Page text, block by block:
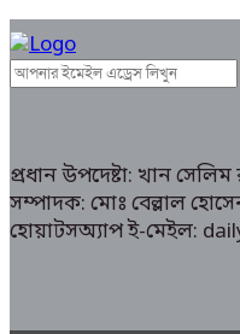
প্রধান উপদেষ্টা: খান
সম্পাদক: মোঃ বেল্লাল
হোয়াটসঅ্যাপ ই-মেইল: